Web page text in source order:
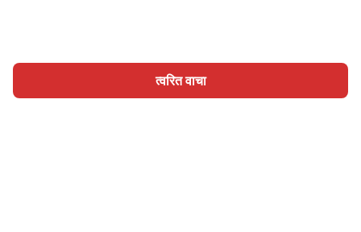
त्वरित वाचा
होम श्रेणी लिहा लेख साइन इन